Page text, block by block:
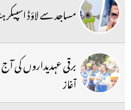
مساجد سے لاؤڈ اسپیکر
برقی عہدیداروں کی
آغاز